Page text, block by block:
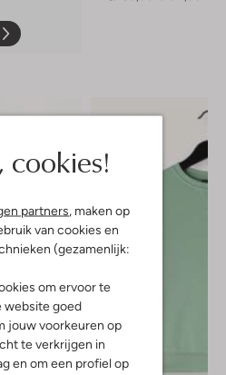
cookies!
partners , maken op
van cookies en
(gezamenlijk:
om ervoor te
website goed
jouw voorkeuren op
te verkrijgen in
en om een profiel op